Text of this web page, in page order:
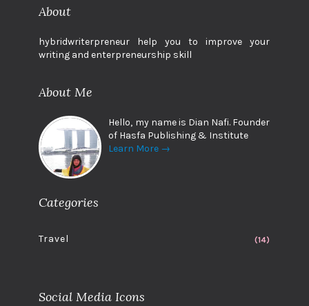
About
hybridwriterpreneur help you to improve your
writing and enterpreneurship skill
About Me
Hello, my name is Dian Nafi. Founder
of Hasfa Publishing & Institute
Learn More →
Categories
Travel (14)
Social Media Icons